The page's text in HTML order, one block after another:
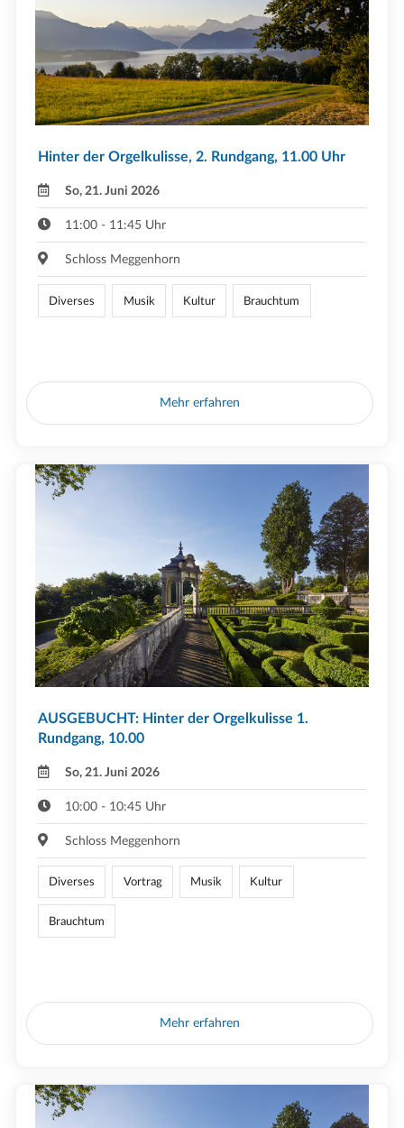
Hinter der Orgelkulisse, 2. Rundgang, 11.00 Uhr
So, 21. Juni 2026
11:00 - 11:45 Uhr
Schloss Meggenhorn
Diverses Musik Kultur Brauchtum
Mehr erfahren
AUSGEBUCHT: Hinter der Orgelkulisse 1.
Rundgang, 10.00
So, 21. Juni 2026
10:00 - 10:45 Uhr
Schloss Meggenhorn
Diverses Vortrag Musik Kultur
Brauchtum
Mehr erfahren